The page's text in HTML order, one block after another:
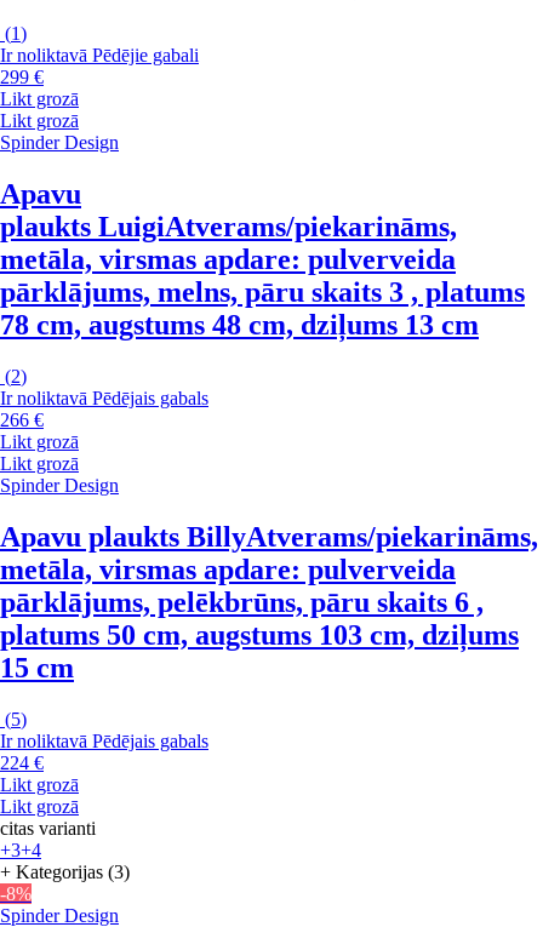
(1)
Ir noliktavā Pēdējie gabali
299 €
Likt grozā
Likt grozā
Spinder Design
Apavu
plaukts LuigiAtverams/piekarināms,
metāla, virsmas apdare: pulverveida
pārklājums, melns, pāru skaits 3 , platums
78 cm, augstums 48 cm, dziļums 13 cm
(2)
Ir noliktavā Pēdējais gabals
266 €
Likt grozā
Likt grozā
Spinder Design
Apavu plaukts BillyAtverams/piekarināms,
metāla, virsmas apdare: pulverveida
pārklājums, pelēkbrūns, pāru skaits 6 ,
platums 50 cm, augstums 103 cm, dziļums
15 cm
(5)
Ir noliktavā Pēdējais gabals
224 €
Likt grozā
Likt grozā
citas varianti
+3+4
+ Kategorijas (3)
-8%
Spinder Design